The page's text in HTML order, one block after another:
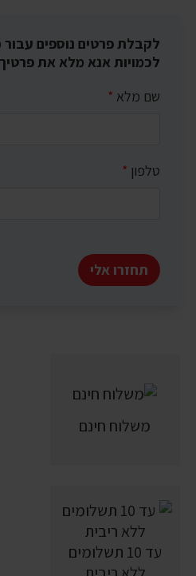
לקבלת פרטים נוספים עבור
לכמויות אנא מלא את
שם מלא *
טלפון *
תחזרו אלי
משלוח חינם
עד 10 תשלומים